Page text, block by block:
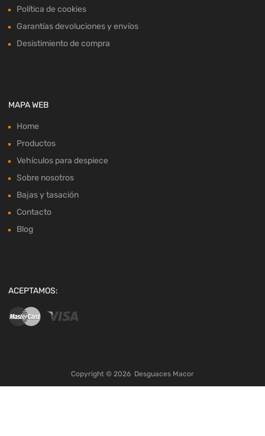
Política de cookies
Garantías devoluciones y envíos
Desistimiento de compra
MAPA WEB
Home
Productos
Vehículos para despiece
Sobre nosotros
Bajas y tasación
Contacto
Blog
ACEPTAMOS:
Copyright © 2026 Desguaces Macor